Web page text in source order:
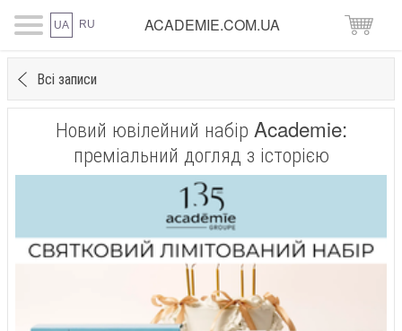
UA RU ACADEMIE.COM.UA
Всі записи
Новий ювілейний набір Academie:
преміальний догляд з історією